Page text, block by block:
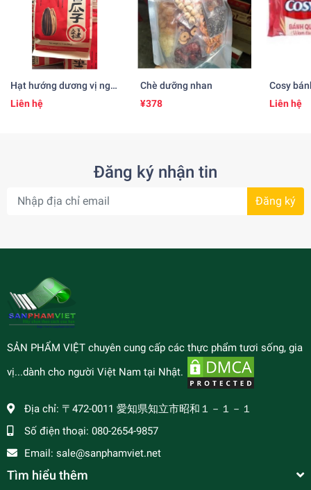
Hạt hướng dương vị ngũ
vị hương 五香粉味のひま
わりの種(260gr)
Liên hệ
Chè dưỡng nhan
¥378
Cosy
126gr
Liên hệ
Đăng ký nhận tin
Đăng ký
SẢN PHẨM VIỆT chuyên cung cấp các thực phẩm tươi sống, gia
vị...dành cho người Việt Nam tại Nhật.
Địa chỉ: 〒472-0011 愛知県知立市昭和１－１－１
Số điện thoại: 080-2654-9857
Email: sale@sanphamviet.net
Tìm hiểu thêm